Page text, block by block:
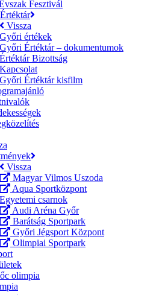
Fesztivál
Vissza
Győri értékek
Győri Értéktár – dokumentumok
Értéktár Bizottság
Kapcsolat
Győri Értéktár kisfilm
Vissza
Magyar Vilmos Uszoda
Aqua Sportközpont
Egyetemi csarnok
Audi Aréna Győr
Barátság Sportpark
Győri Jégsport Központ
Olimpiai Sportpark
olimpia